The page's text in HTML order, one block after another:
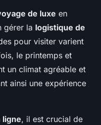
de luxe en
gérer la logistique de
pour visiter varient
le printemps et
un climat agréable et
ainsi une expérience
ligne, il est crucial de